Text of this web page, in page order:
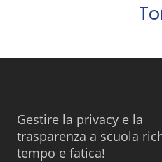
Gestire la privacy e la
trasparenza a scuola
tempo e fatica!